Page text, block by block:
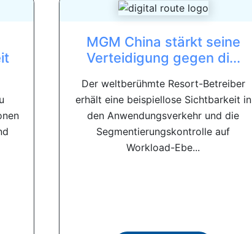
MGM China stärkt seine
Verteidigung gegen di...
Der weltberühmte Resort-Betreiber
erhält eine beispiellose Sichtbarkeit in
den Anwendungsverkehr und die
Segmentierungskontrolle auf
Workload-Ebe...